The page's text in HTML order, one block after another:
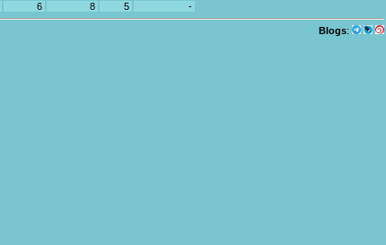
6 8 5 -
Blogs: